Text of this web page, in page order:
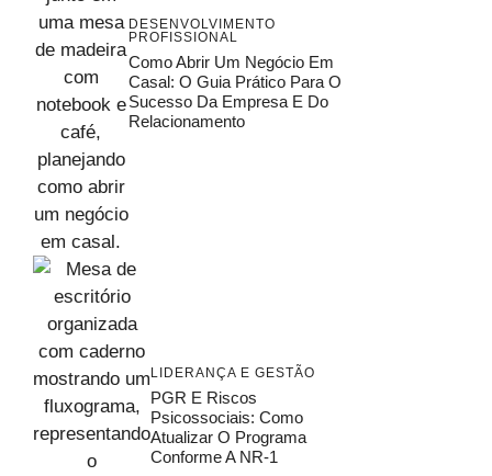
DESENVOLVIMENTO
PROFISSIONAL
Como Abrir Um Negócio Em
Casal: O Guia Prático Para O
Sucesso Da Empresa E Do
Relacionamento
LIDERANÇA E GESTÃO
PGR E Riscos
Psicossociais: Como
Atualizar O Programa
Conforme A NR-1